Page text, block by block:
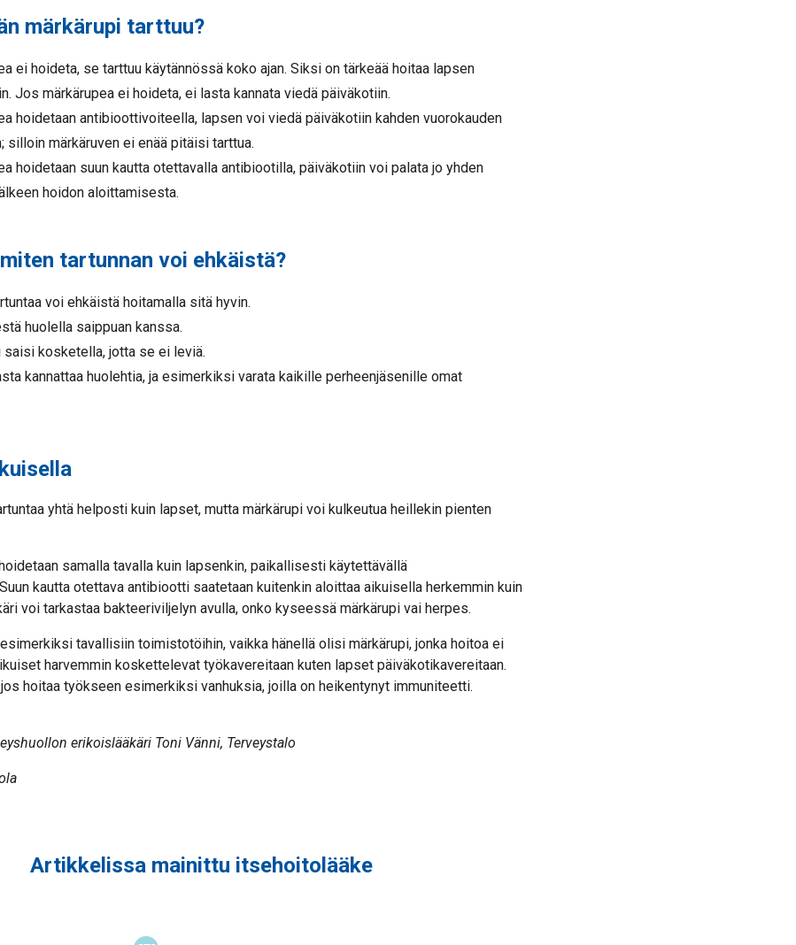
märkärupi tarttuu?
ei hoideta, se tarttuu käytännössä koko ajan. Siksi on tärkeää hoitaa lapsen
Jos märkärupea ei hoideta, ei lasta kannata viedä päiväkotiin.
hoidetaan antibioottivoiteella, lapsen voi viedä päiväkotiin kahden vuorokauden
silloin märkäruven ei enää pitäisi tarttua.
hoidetaan suun kautta otettavalla antibiootilla, päiväkotiin voi palata jo yhden
hoidon aloittamisesta.
tartunnan voi ehkäistä?
voi ehkäistä hoitamalla sitä hyvin.
huolella saippuan kanssa.
saisi kosketella, jotta se ei leviä.
kannattaa huolehtia, ja esimerkiksi varata kaikille perheenjäsenille omat
yhtä helposti kuin lapset, mutta märkärupi voi kulkeutua heillekin pienten
samalla tavalla kuin lapsenkin, paikallisesti käytettävällä
kautta otettava antibiootti saatetaan kuitenkin aloittaa aikuisella herkemmin kuin
voi tarkastaa bakteeriviljelyn avulla, onko kyseessä märkärupi vai herpes.
tavallisiin toimistotöihin, vaikka hänellä olisi märkärupi, jonka hoitoa ei
harvemmin koskettelevat työkavereitaan kuten lapset päiväkotikavereitaan.
hoitaa työkseen esimerkiksi vanhuksia, joilla on heikentynyt immuniteetti.
erikoislääkäri Toni Vänni, Terveystalo
Artikkelissa mainittu itsehoitolääke